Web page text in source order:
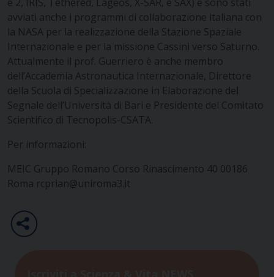
avviati anche i programmi di collaborazione italiana con
la NASA per la realizzazione della Stazione Spaziale
Internazionale e per la missione Cassini verso Saturno.
Attualmente il prof. Guerriero è anche membro
dell’Accademia Astronautica Internazionale, Direttore
della Scuola di Specializzazione in Elaborazione del
Segnale dell’Università di Bari e Presidente del Comitato
Scientifico di Tecnopolis-CSATA.
Per informazioni:
MEIC Gruppo Romano Corso Rinascimento 40 00186
Roma rcprian@uniroma3.it